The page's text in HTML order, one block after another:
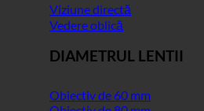
Viziune directă
Vedere oblică
DIAMETRUL LENTII
Obiectiv de 60 mm